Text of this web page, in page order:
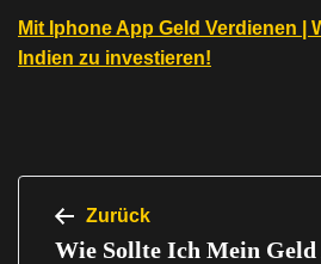
Mit Iphone App Geld Verdienen |
Indien zu investieren!
Zurück
Wie Sollte Ich Mein Geld